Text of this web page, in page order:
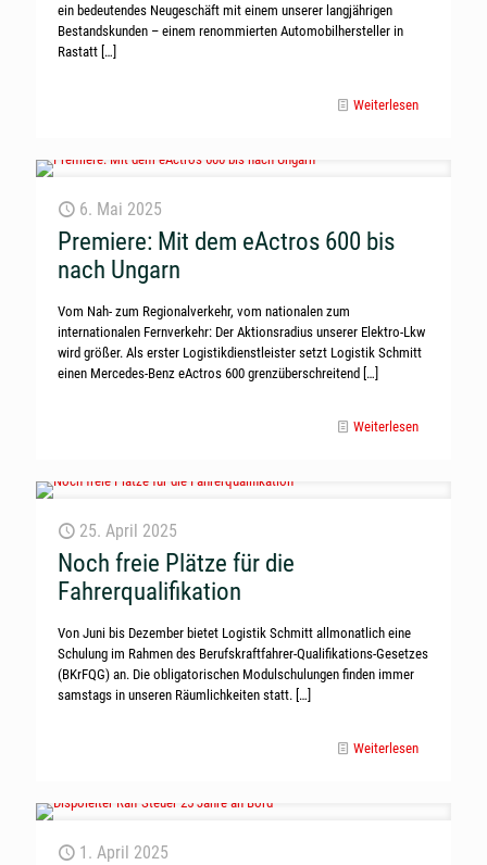
ein bedeutendes Neugeschäft mit einem unserer langjährigen
Bestandskunden – einem renommierten Automobilhersteller in
Rastatt […]
Weiterlesen
6. Mai 2025
Premiere: Mit dem eActros 600 bis
nach Ungarn
Vom Nah- zum Regionalverkehr, vom nationalen zum
internationalen Fernverkehr: Der Aktionsradius unserer Elektro-Lkw
wird größer. Als erster Logistikdienstleister setzt Logistik Schmitt
einen Mercedes-Benz eActros 600 grenzüberschreitend […]
Weiterlesen
25. April 2025
Noch freie Plätze für die
Fahrerqualifikation
Von Juni bis Dezember bietet Logistik Schmitt allmonatlich eine
Schulung im Rahmen des Berufskraftfahrer-Qualifikations-Gesetzes
(BKrFQG) an. Die obligatorischen Modulschulungen finden immer
samstags in unseren Räumlichkeiten statt. […]
Weiterlesen
1. April 2025